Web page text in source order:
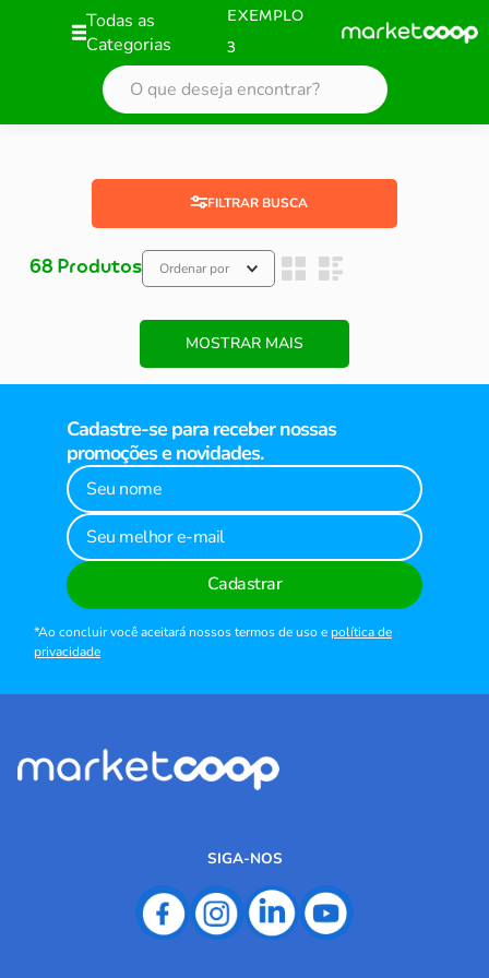
Todas as
Categorias
EXEMPLO
3
FILTRAR
68 Produtos Ordenar por
MOSTRAR MAIS
Cadastre-se para receber nossas
promoções e novidades.
Cadastrar
*Ao concluir você aceitará nossos termos de uso epolítica de
privacidade
SIGA-NOS